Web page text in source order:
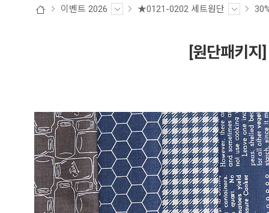
이벤트 2026 ★0121-0202 세트원단
[원단패키